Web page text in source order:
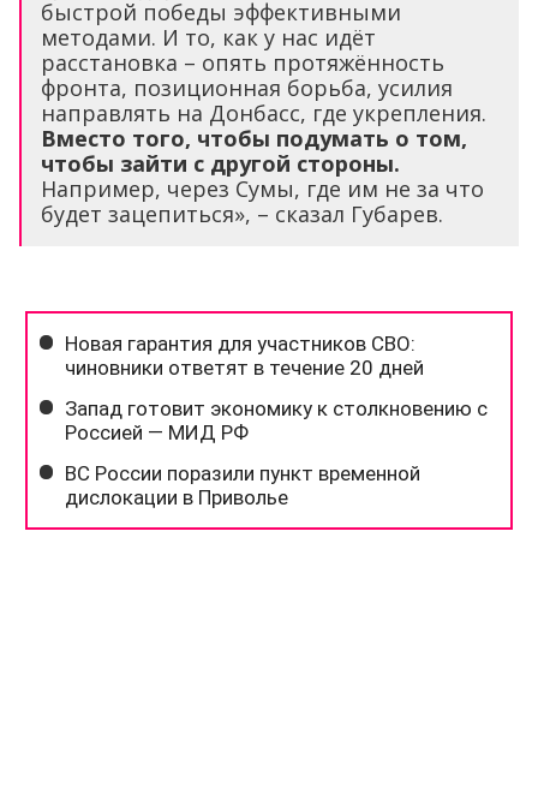
быстрой победы эффективными
методами. И то, как у нас идёт
расстановка – опять протяжённость
фронта, позиционная борьба, усилия
направлять на Донбасс, где укрепления.
Вместо того, чтобы подумать о том,
чтобы зайти с другой стороны.
Например, через Сумы, где им не за что
будет зацепиться», – сказал Губарев.